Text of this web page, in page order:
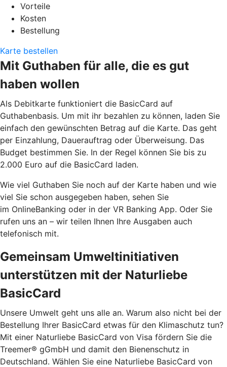
Vorteile
Kosten
Bestellung
Karte bestellen
Mit Guthaben für alle, die es gut
haben wollen
Als Debitkarte funktioniert die BasicCard auf
Guthabenbasis. Um mit ihr bezahlen zu können, laden Sie
einfach den gewünschten Betrag auf die Karte. Das geht
per Einzahlung, Dauerauftrag oder Überweisung. Das
Budget bestimmen Sie. In der Regel können Sie bis zu
2.000 Euro auf die BasicCard laden.
Wie viel Guthaben Sie noch auf der Karte haben und wie
viel Sie schon ausgegeben haben, sehen Sie
im OnlineBanking oder in der VR Banking App. Oder Sie
rufen uns an – wir teilen Ihnen Ihre Ausgaben auch
telefonisch mit.
Gemeinsam Umweltinitiativen
unterstützen mit der Naturliebe
BasicCard
Unsere Umwelt geht uns alle an. Warum also nicht bei der
Bestellung Ihrer BasicCard etwas für den Klimaschutz tun?
Mit einer Naturliebe BasicCard von Visa fördern Sie die
Treemer® gGmbH und damit den Bienenschutz in
Deutschland. Wählen Sie eine Naturliebe BasicCard von